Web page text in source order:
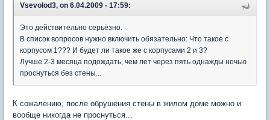
Vsevolod3, on 6.04.2009 - 17:59:
Это действительно серьёзно.
В список вопросов нужно включить обязательно: Что такое с
корпусом 1??? И будет ли такое же с корпусами 2 и 3?
Лучше 2-3 месяца подождать, чем лет через пять однажды ночью
проснуться без стены...
К сожалению, после обрушения стены в жилом доме можно и
вообще никогда не проснуться...